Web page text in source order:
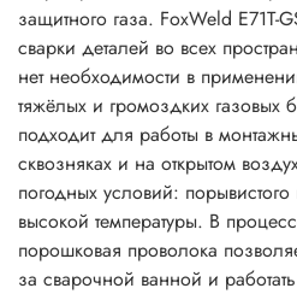
защитного газа. FoxWeld E71T-
сварки деталей во всех
нет необходимости в
тяжёлых и громоздких газовых
подходит для работы в
сквозняках и на открытом
погодных условий:
высокой температуры. В
порошковая проволока
за сварочной ванной и